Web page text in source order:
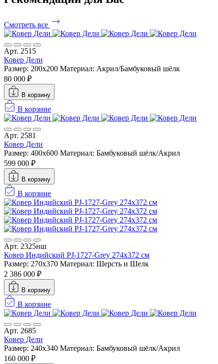
Смотреть все
Арт. 2515
Ковер Дели
Размер: 200х200 Материал: Акрил/Бамбуковый шёлк
80 000 ₽
В корзину
В корзине
Арт. 2581
Ковер Дели
Размер: 400x600 Материал: Бамбуковый шёлк/Акрил
599 000 ₽
В корзину
В корзине
Арт. 2325нш
Ковер Индийский PJ-1727-Grey 274x372 см
Размер: 270x370 Материал: Шерсть и Шелк
2 386 000 ₽
В корзину
В корзине
Арт. 2685
Ковер Дели
Размер: 240x340 Материал: Бамбуковый шёлк/Акрил
160 000 ₽